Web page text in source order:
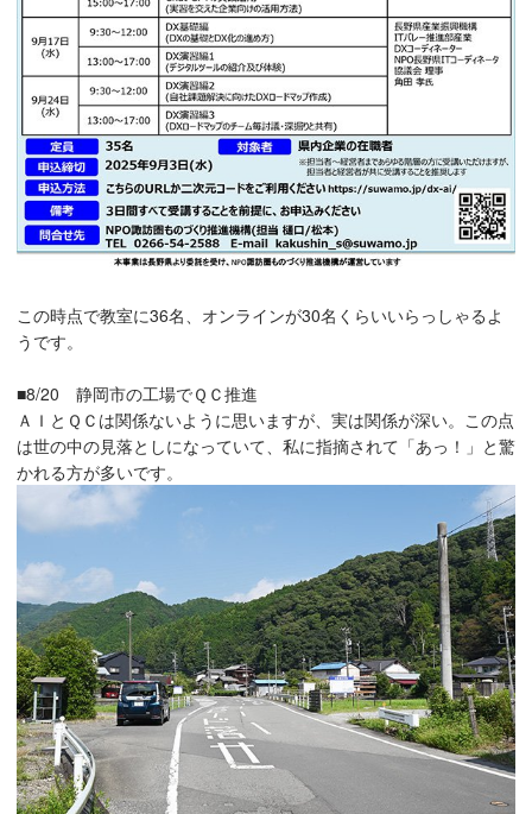
この時点で教室に36名、オンラインが30名くらいいらっしゃるよ
うです。
■8/20 静岡市の工場でＱＣ推進
ＡＩとＱＣは関係ないように思いますが、実は関係が深い。この点
は世の中の見落としになっていて、私に指摘されて「あっ！」と驚
かれる方が多いです。